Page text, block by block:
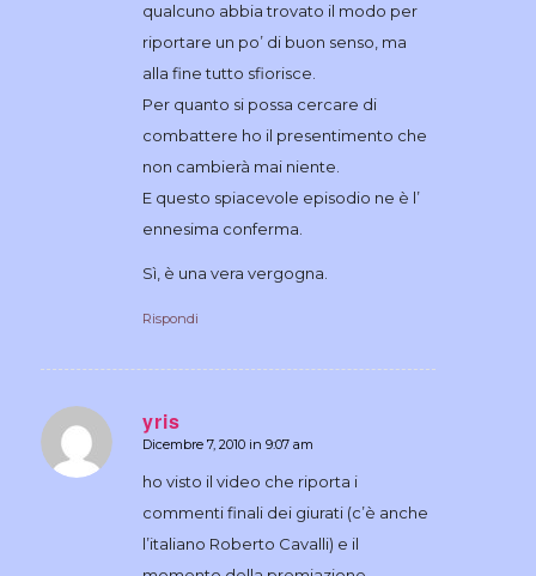
qualcuno abbia trovato il modo per
riportare un po’ di buon senso, ma
alla fine tutto sfiorisce.
Per quanto si possa cercare di
combattere ho il presentimento che
non cambierà mai niente.
E questo spiacevole episodio ne è l’
ennesima conferma.
Sì, è una vera vergogna.
Rispondi
yris
dice:
Dicembre 7, 2010 in 9:07 am
ho visto il video che riporta i
commenti finali dei giurati (c’è anche
l’italiano Roberto Cavalli) e il